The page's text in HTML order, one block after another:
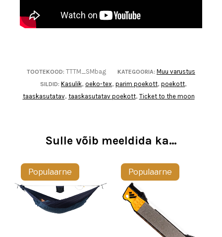
TOOTEKOOD: TTTM_SMbag KATEGOORIA: Muu varustus
SILDID: Kasulik, oeko-tex, parim poekott, poekott,
taaskasutatav, taaskasutatav poekott, Ticket to the moon
Sulle võib meeldida ka…
Populaarne Populaarne